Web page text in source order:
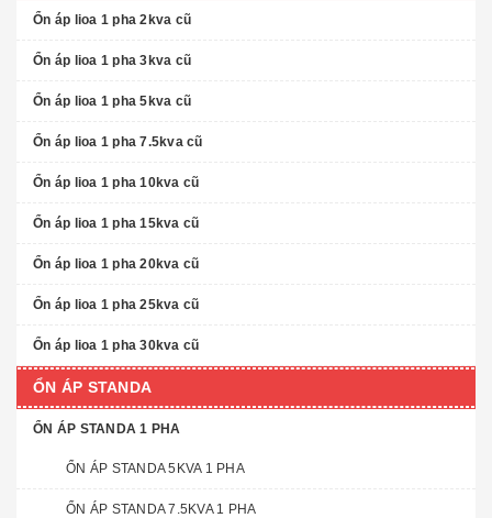
Ổn áp lioa 1 pha 2kva cũ
Ổn áp lioa 1 pha 3kva cũ
Ổn áp lioa 1 pha 5kva cũ
Ổn áp lioa 1 pha 7.5kva cũ
Ổn áp lioa 1 pha 10kva cũ
Ổn áp lioa 1 pha 15kva cũ
Ổn áp lioa 1 pha 20kva cũ
Ổn áp lioa 1 pha 25kva cũ
Ổn áp lioa 1 pha 30kva cũ
ỔN ÁP STANDA
ỔN ÁP STANDA 1 PHA
ỔN ÁP STANDA 5KVA 1 PHA
ỔN ÁP STANDA 7.5KVA 1 PHA